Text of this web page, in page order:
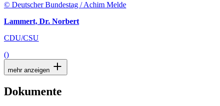
© Deutscher Bundestag / Achim Melde
Lammert, Dr. Norbert
CDU/CSU
()
mehr anzeigen
Dokumente